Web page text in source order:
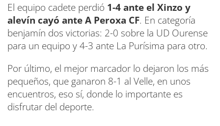
El equipo cadete perdió 1-4 ante el Xinzo y
alevín cayó ante A Peroxa CF. En categoría
benjamín dos victorias: 2-0 sobre la UD Ourense
para un equipo y 4-3 ante La Purísima para otro.
Por último, el mejor marcador lo dejaron los más
pequeños, que ganaron 8-1 al Velle, en unos
encuentros, eso sí, donde lo importante es
disfrutar del deporte.